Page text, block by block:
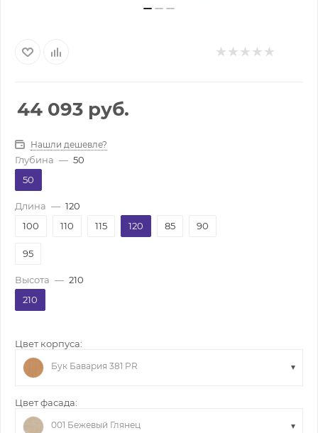
44 093 руб.
Нашли дешевле?
Глубина — 50
50
Длина — 120
100
110 115 120 85 90
95
Высота — 210
210
Цвет корпуса:
Бук Бавария 381 PR
Цвет фасада:
001 Бежевый Глянец